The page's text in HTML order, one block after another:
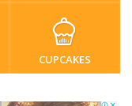
CUPCAKES